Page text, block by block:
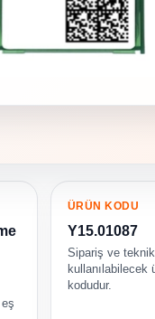
ÜRÜN KODU
Y15.01087
Sipariş ve
kullanılabilecek
kodudur.